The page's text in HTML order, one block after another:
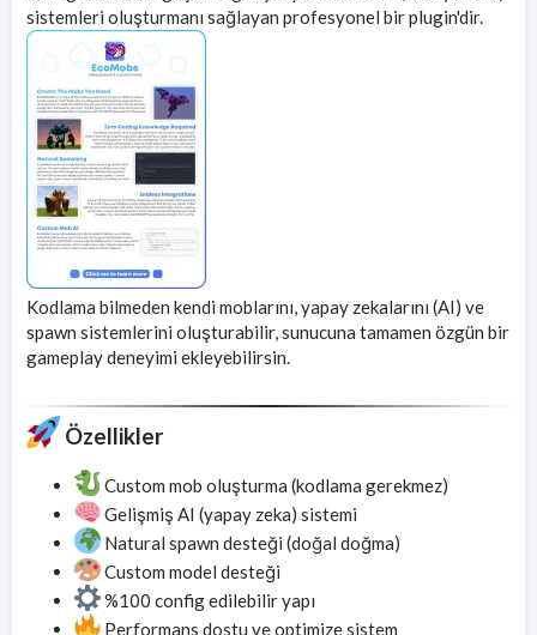
sistemleri oluşturmanı sağlayan profesyonel bir plugin'dir.
Kodlama bilmeden kendi moblarını, yapay zekalarını (AI) ve
spawn sistemlerini oluşturabilir, sunucuna tamamen özgün bir
gameplay deneyimi ekleyebilirsin.
Özellikler
Custom mob oluşturma (kodlama gerekmez)
Gelişmiş AI (yapay zeka) sistemi
Natural spawn desteği (doğal doğma)
Custom model desteği
%100 config edilebilir yapı
Performans dostu ve optimize sistem